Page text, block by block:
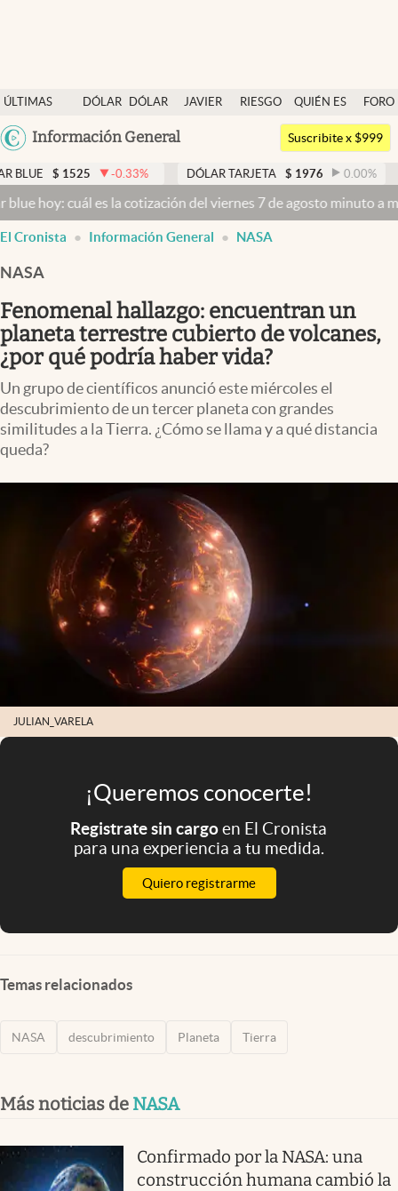
ÚLTIMAS
NOTICIAS
DÓLAR
DÓLAR
JAVIER
RIESGO
QUIÉN ES
QUIÉN
FORO
Argentina
México
Información General
Dólar
Members
Economía y Política
Finanzas y Mercados
Mercados Online
Negocios
Columnistas
Otras secciones
Apertura
Infotechnology
Clase
El Cronista Studio
abre en nueva pestaña
Argentina
Suscribite x $999
1525 -0.33% DÓLAR TARJETA $ 1976 0.00%
cuál es la cotización del viernes 7 de agosto minuto a minuto
El Cronista Información General NASA
NASA
Fenomenal hallazgo: encuentran un
planeta terrestre cubierto de volcanes,
¿por qué podría haber vida?
Un grupo de científicos anunció este miércoles el
descubrimiento de un tercer planeta con grandes
similitudes a la Tierra. ¿Cómo se llama y a qué distancia
queda?
JULIAN_VARELA
¡Queremos conocerte!
Registrate sin cargoen El Cronista
para una experiencia a tu medida.
Quiero registrarme
Temas relacionados
NASA descubrimiento Planeta Tierra
Más noticias de NASA
Confirmado por la NASA: una
construcción humana cambió la